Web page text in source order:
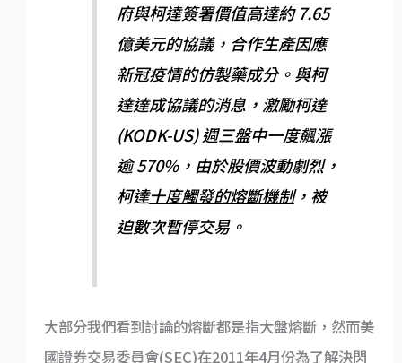
府與柯達簽署價值高達約 7.65
億美元的協議，合作生產因應
新冠疫情的仿製藥成分。與柯
達達成協議的消息，激勵柯達
(KODK-US) 週三盤中一度飆漲
逾 570%，由於股價波動劇烈，
柯達十度觸發的熔斷機制，被
迫數次暫停交易。
大部分我們看到討論的熔斷都是指大盤熔斷，然而美
國證券交易委員會(SEC)在2011年4月份為了解決閃